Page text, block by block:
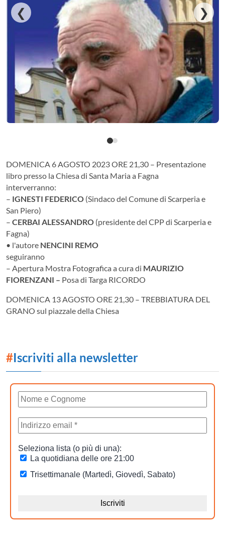
❮ ❯
DOMENICA 6 AGOSTO 2023 ORE 21,30 – Presentazione
libro presso la Chiesa di Santa Maria a Fagna
interverranno:
– IGNESTI FEDERICO (Sindaco del Comune di Scarperia e
San Piero)
– CERBAI ALESSANDRO (presidente del CPP di Scarperia e
Fagna)
• l'autore NENCINI REMO
seguiranno
– Apertura Mostra Fotografica a cura di MAURIZIO
FIORENZANI – Posa di Targa RICORDO
DOMENICA 13 AGOSTO ORE 21,30 – TREBBIATURA DEL
GRANO sul piazzale della Chiesa
#Iscriviti alla newsletter